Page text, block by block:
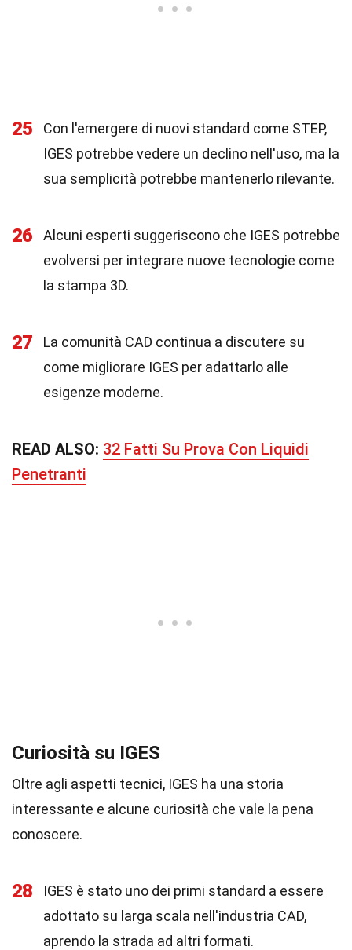
25
Con l'emergere di nuovi standard come STEP,
IGES potrebbe vedere un declino nell'uso, ma la
sua semplicità potrebbe mantenerlo rilevante.
26
Alcuni esperti suggeriscono che IGES potrebbe
evolversi per integrare nuove tecnologie come
la stampa 3D.
27
La comunità CAD continua a discutere su
come migliorare IGES per adattarlo alle
esigenze moderne.
READ ALSO: 32 Fatti Su Prova Con Liquidi
Penetranti
Curiosità su IGES
Oltre agli aspetti tecnici, IGES ha una storia
interessante e alcune curiosità che vale la pena
conoscere.
28
IGES è stato uno dei primi standard a essere
adottato su larga scala nell'industria CAD,
aprendo la strada ad altri formati.